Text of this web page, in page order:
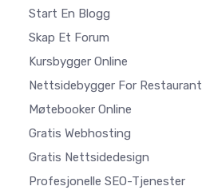
Start En Blogg
Skap Et Forum
Kursbygger Online
Nettsidebygger For Restaurant
Møtebooker Online
Gratis Webhosting
Gratis Nettsidedesign
Profesjonelle SEO-Tjenester